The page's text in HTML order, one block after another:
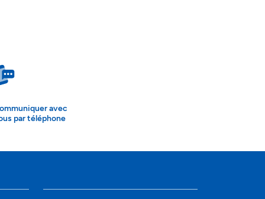
avec
par téléphone